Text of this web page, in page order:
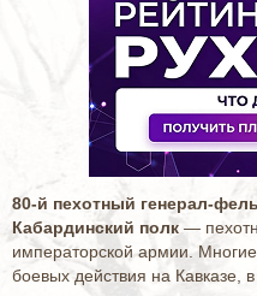
80-й пехотный генерал-
Кабардинский полк—
императорской армии.
боевых действия на Кавказе,